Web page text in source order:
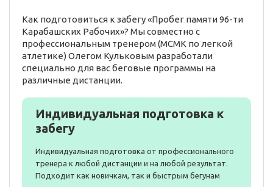
Как подготовиться к забегу «Пробег памяти 96-ти
Карабашских Рабочих»? Мы совместно с
профессиональным тренером (МСМК по легкой
атлетике) Олегом Кульковым разработали
специально для вас беговые программы на
различные дистанции.
Индивидуальная подготовка к
забегу
Индивидуальная подготовка от профессионального
тренера к любой дистанции и на любой результат.
Подходит как новичкам, так и быстрым бегунам